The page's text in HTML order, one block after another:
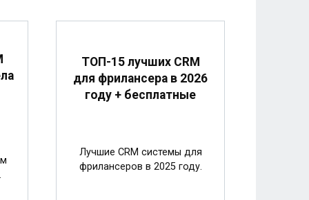
ТОП-15 лучших CRM
для фрилансера в 2026
году + бесплатные
Лучшие CRM системы для
фрилансеров в 2025 году.